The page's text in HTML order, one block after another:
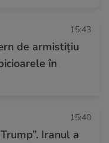
15:43
de armistițiu
în
15:40
Iranul a